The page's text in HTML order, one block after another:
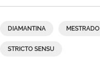
DIAMANTINA MESTRADO
STRICTO SENSU